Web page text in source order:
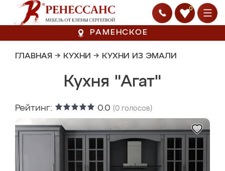
0
РАМЕНСКОЕ
ГЛАВНАЯ → КУХНИ → КУХНИ ИЗ ЭМАЛИ
Кухня "Агат"
Рейтинг: 0.0 (0 голосов)